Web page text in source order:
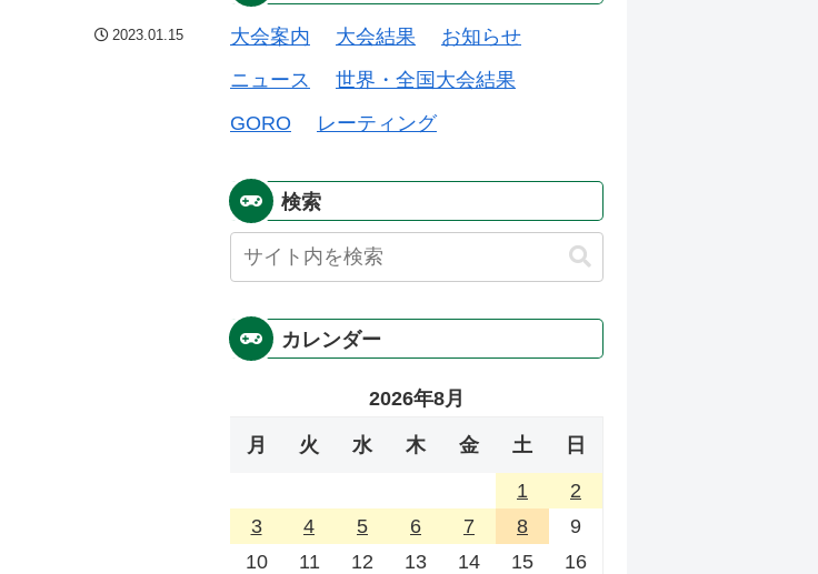
2023.01.15 大会案内 大会結果
お知らせ
ニュース
世界・全国大会結果
GORO
レーティング
検索
カレンダー
2026年8月
月 火 水 木 金 土 日
1
2
3
4 5 6 7 8
9
10
11 12 13 14 15
16